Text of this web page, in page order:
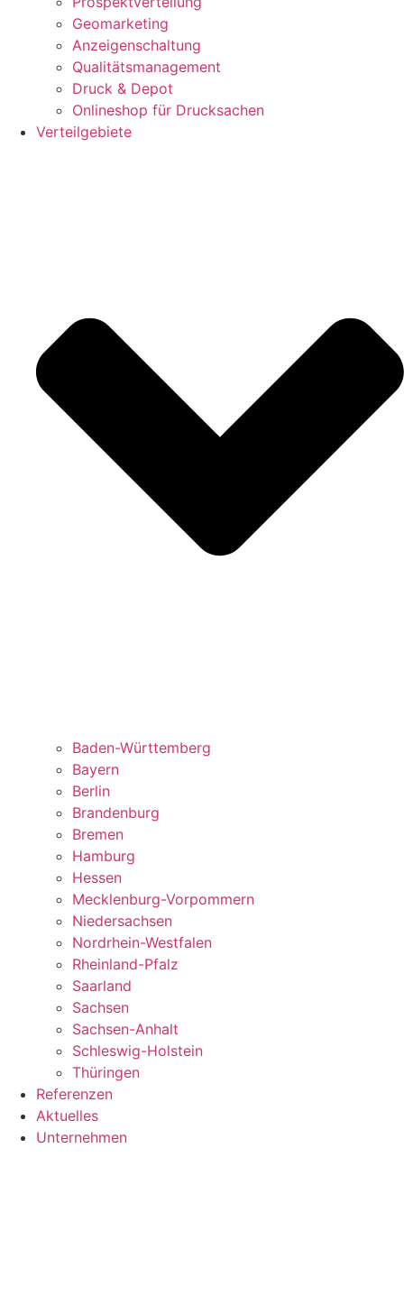
Geomarketing
Anzeigenschaltung
Qualitätsmanagement
Druck & Depot
Onlineshop für Drucksachen
Verteilgebiete
Baden-Württemberg
Bayern
Berlin
Brandenburg
Bremen
Hamburg
Hessen
Mecklenburg-Vorpommern
Niedersachsen
Nordrhein-Westfalen
Rheinland-Pfalz
Saarland
Sachsen
Sachsen-Anhalt
Schleswig-Holstein
Thüringen
Referenzen
Aktuelles
Unternehmen